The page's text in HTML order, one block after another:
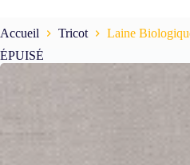
Accueil Tricot
Laine
ÉPUISÉ